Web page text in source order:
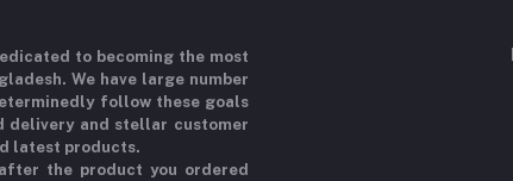
to becoming the most
We have large number
follow these goals
delivery and stellar customer
latest products.
the product you ordered